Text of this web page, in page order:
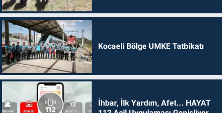
Kocaeli Bölge UMKE Tatbikatı
İhbar, İlk Yardım, Afet... HAYAT